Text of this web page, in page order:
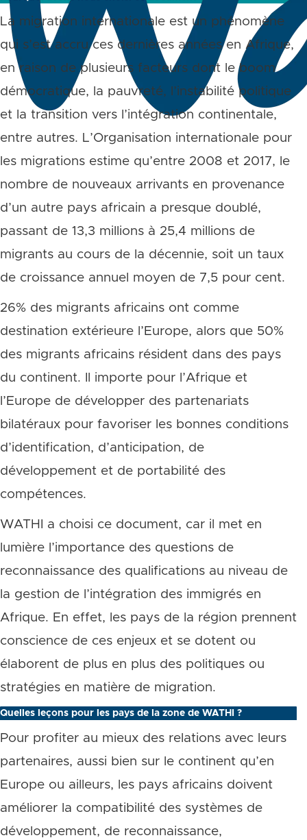
La migration internationale est un phénomène
qui s’est accru ces dernières années en Afrique,
en raison de plusieurs facteurs dont le boom
démocratique, la pauvreté, l’instabilité politique
et la transition vers l’intégration continentale,
entre autres. L’Organisation internationale pour
les migrations estime qu’entre 2008 et 2017, le
nombre de nouveaux arrivants en provenance
d’un autre pays africain a presque doublé,
passant de 13,3 millions à 25,4 millions de
migrants au cours de la décennie, soit un taux
de croissance annuel moyen de 7,5 pour cent.
26% des migrants africains ont comme
destination extérieure l’Europe, alors que 50%
des migrants africains résident dans des pays
du continent. Il importe pour l’Afrique et
l’Europe de développer des partenariats
bilatéraux pour favoriser les bonnes conditions
d’identification, d’anticipation, de
développement et de portabilité des
compétences.
WATHI a choisi ce document, car il met en
lumière l’importance des questions de
reconnaissance des qualifications au niveau de
la gestion de l’intégration des immigrés en
Afrique. En effet, les pays de la région prennent
conscience de ces enjeux et se dotent ou
élaborent de plus en plus des politiques ou
stratégies en matière de migration.
Quelles leçons pour les pays de la zone de WATHI ?
Pour profiter au mieux des relations avec leurs
partenaires, aussi bien sur le continent qu’en
Europe ou ailleurs, les pays africains doivent
améliorer la compatibilité des systèmes de
développement, de reconnaissance,